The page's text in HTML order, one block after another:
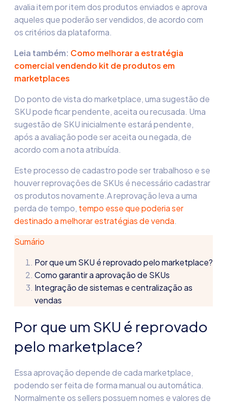
avalia item por item dos produtos enviados e aprova
aqueles que poderão ser vendidos, de acordo com
os critérios da plataforma.
Leia também: Como melhorar a estratégia
comercial vendendo kit de produtos em
marketplaces
Do ponto de vista do marketplace, uma sugestão de
SKU pode ficar pendente, aceita ou recusada. Uma
sugestão de SKU inicialmente estará pendente,
após a avaliação pode ser aceita ou negada, de
acordo com a nota atribuída.
Este processo de cadastro pode ser trabalhoso e se
houver reprovações de SKUs é necessário cadastrar
os produtos novamente.A reprovação leva a uma
perda de tempo, tempo esse que poderia ser
destinado a melhorar estratégias de venda.
Sumário
Por que um SKU é reprovado pelo marketplace?
Como garantir a aprovação de SKUs
Integração de sistemas e centralização as
vendas
Por que um SKU é reprovado
pelo marketplace?
Essa aprovação depende de cada marketplace,
podendo ser feita de forma manual ou automática.
Normalmente os sellers possuem nomes e valores de